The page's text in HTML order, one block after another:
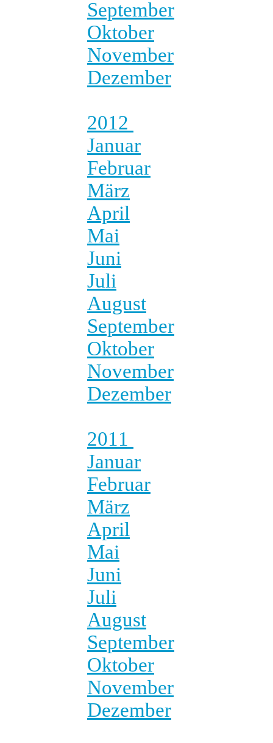
September
Oktober
November
Dezember
2012
Januar
Februar
März
April
Mai
Juni
Juli
August
September
Oktober
November
Dezember
2011
Januar
Februar
März
April
Mai
Juni
Juli
August
September
Oktober
November
Dezember